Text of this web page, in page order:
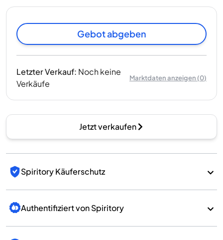
Gebot abgeben
Letzter Verkauf: Noch keine
Verkäufe
Marktdaten anzeigen (0)
Jetzt verkaufen
Spiritory Käuferschutz
Authentifiziert von Spiritory